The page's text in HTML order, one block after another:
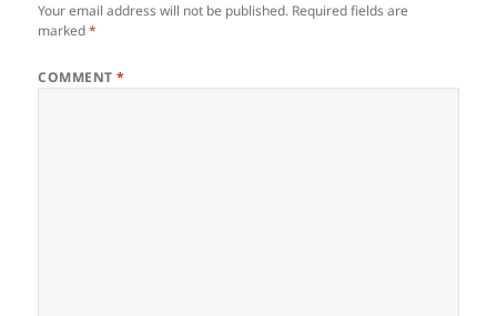
Your email address will not be published. Required fields are
marked*
COMMENT*